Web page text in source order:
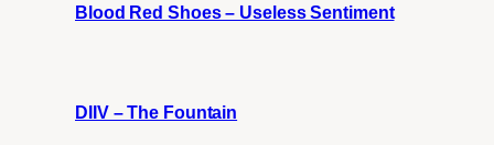
Blood Red Shoes – Useless Sentiment
DIIV – The Fountain